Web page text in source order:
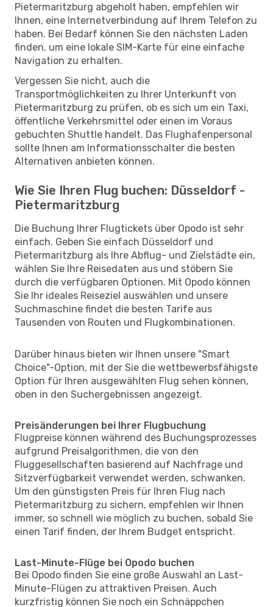
Pietermaritzburg abgeholt haben, empfehlen wir
Ihnen, eine Internetverbindung auf Ihrem Telefon zu
haben. Bei Bedarf können Sie den nächsten Laden
finden, um eine lokale SIM-Karte für eine einfache
Navigation zu erhalten.
Vergessen Sie nicht, auch die
Transportmöglichkeiten zu Ihrer Unterkunft von
Pietermaritzburg zu prüfen, ob es sich um ein Taxi,
öffentliche Verkehrsmittel oder einen im Voraus
gebuchten Shuttle handelt. Das Flughafenpersonal
sollte Ihnen am Informationsschalter die besten
Alternativen anbieten können.
Wie Sie Ihren Flug buchen: Düsseldorf -
Pietermaritzburg
Die Buchung Ihrer Flugtickets über Opodo ist sehr
einfach. Geben Sie einfach Düsseldorf und
Pietermaritzburg als Ihre Abflug- und Zielstädte ein,
wählen Sie Ihre Reisedaten aus und stöbern Sie
durch die verfügbaren Optionen. Mit Opodo können
Sie Ihr ideales Reiseziel auswählen und unsere
Suchmaschine findet die besten Tarife aus
Tausenden von Routen und Flugkombinationen.
Darüber hinaus bieten wir Ihnen unsere "Smart
Choice"-Option, mit der Sie die wettbewerbsfähigste
Option für Ihren ausgewählten Flug sehen können,
oben in den Suchergebnissen angezeigt.
Preisänderungen bei Ihrer Flugbuchung
Flugpreise können während des Buchungsprozesses
aufgrund Preisalgorithmen, die von den
Fluggesellschaften basierend auf Nachfrage und
Sitzverfügbarkeit verwendet werden, schwanken.
Um den günstigsten Preis für Ihren Flug nach
Pietermaritzburg zu sichern, empfehlen wir Ihnen
immer, so schnell wie möglich zu buchen, sobald Sie
einen Tarif finden, der Ihrem Budget entspricht.
Last-Minute-Flüge bei Opodo buchen
Bei Opodo finden Sie eine große Auswahl an Last-
Minute-Flügen zu attraktiven Preisen. Auch
kurzfristig können Sie noch ein Schnäppchen